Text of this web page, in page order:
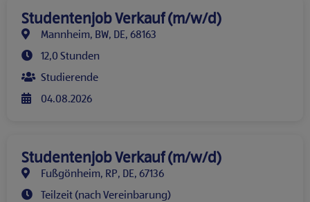
Studentenjob Verkauf (m/w/d)
Mannheim, BW, DE, 68163
12,0 Stunden
Studierende
04.08.2026
Studentenjob Verkauf (m/w/d)
Fußgönheim, RP, DE, 67136
Teilzeit (nach Vereinbarung)